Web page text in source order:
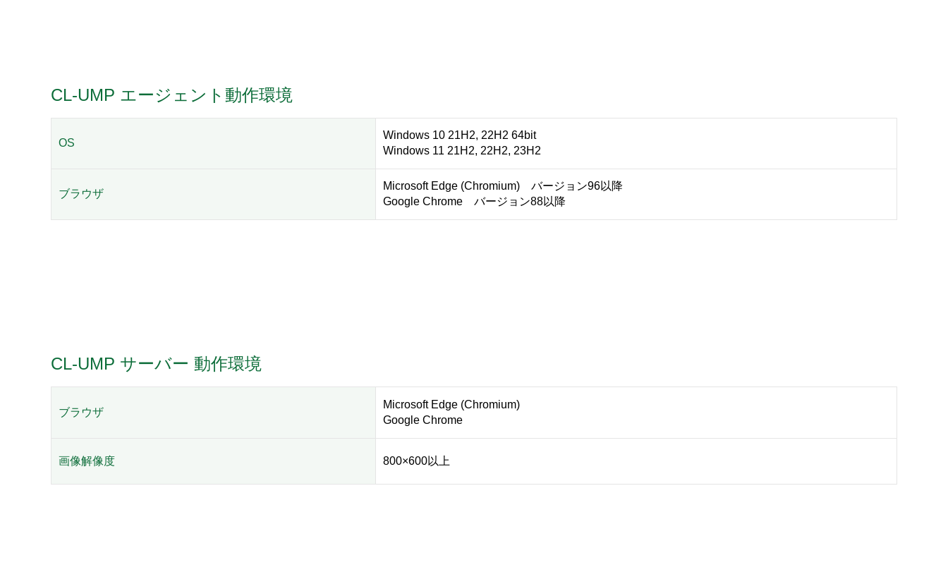
CL-UMP エージェント動作環境
OS
Windows 10 21H2, 22H2 64bit
Windows 11 21H2, 22H2, 23H2
ブラウザ
Microsoft Edge (Chromium) バージョン96以降
Google Chrome バージョン88以降
CL-UMP サーバー 動作環境
ブラウザ
Microsoft Edge (Chromium)
Google Chrome
画像解像度 800×600以上